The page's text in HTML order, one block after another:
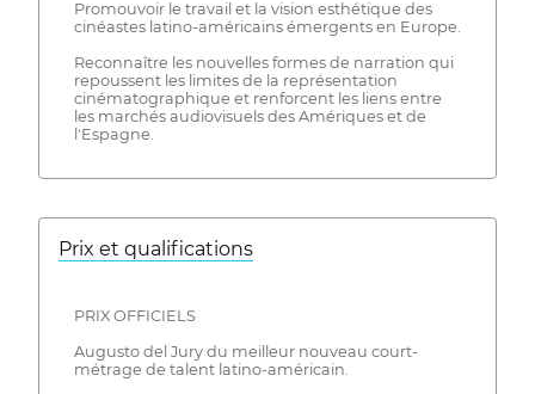
Promouvoir le travail et la vision esthétique des
cinéastes latino-américains émergents en Europe.
Reconnaître les nouvelles formes de narration qui
repoussent les limites de la représentation
cinématographique et renforcent les liens entre
les marchés audiovisuels des Amériques et de
l'Espagne.
Prix ​​et qualifications
PRIX OFFICIELS
Augusto del Jury du meilleur nouveau court-
métrage de talent latino-américain.